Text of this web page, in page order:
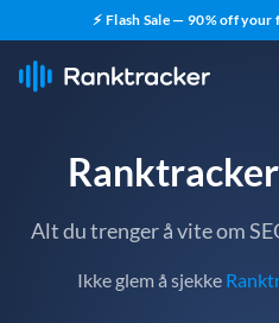
⚡ Flash Sale — 90% off
Alt du trenger å vite om
Ikke glem å sjekke